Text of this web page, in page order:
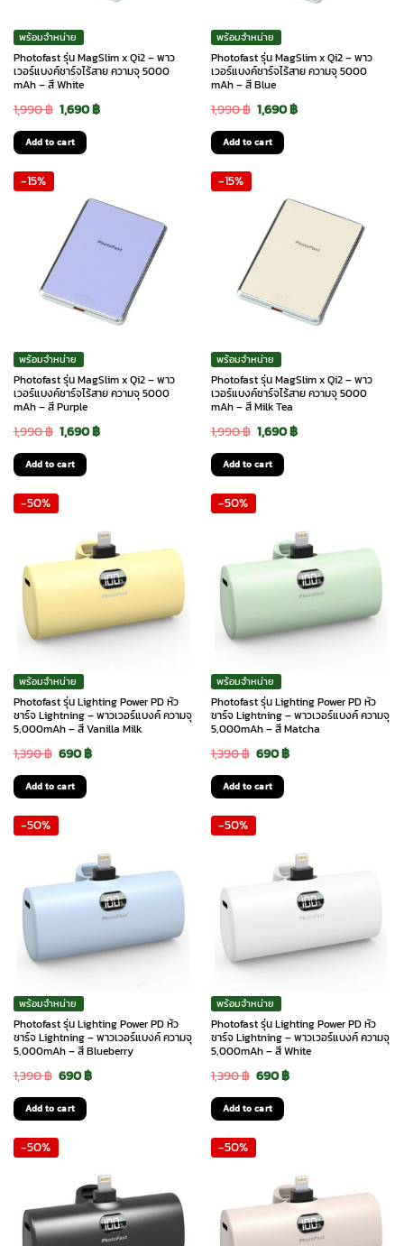
พร้อมจำหน่าย
Photofast รุ่น MagSlim x Qi2 – พาว
เวอร์แบงค์ชาร์จไร้สาย ความจุ 5000
mAh – สี White
1,990฿ Original
price
was:
1,690฿Current
Add to cart
พร้อมจำหน่าย
Photofast รุ่น MagSlim x Qi2 – พาว
เวอร์แบงค์ชาร์จไร้สาย ความจุ 5000
mAh – สี Blue
1,990฿ Original
price
was:
1,690฿Current
Add to cart
-15%
พร้อมจำหน่าย
Photofast รุ่น MagSlim x Qi2 – พาว
เวอร์แบงค์ชาร์จไร้สาย ความจุ 5000
mAh – สี Purple
1,990฿ Original
price
was:
1,690฿Current
Add to cart
-15%
พร้อมจำหน่าย
Photofast รุ่น MagSlim x Qi2 – พาว
เวอร์แบงค์ชาร์จไร้สาย ความจุ 5000
mAh – สี Milk Tea
1,990฿ Original
price
was:
1,690฿Current
Add to cart
-50%
พร้อมจำหน่าย
Photofast รุ่น Lighting Power PD หัว
ชาร์จ Lightning – พาวเวอร์แบงค์ ความจุ
5,000mAh – สี Vanilla Milk
1,390฿ Original
price
was:
1,390 ฿.
690฿Current
Add to cart
-50%
พร้อมจำหน่าย
Photofast รุ่น Lighting Power PD หัว
ชาร์จ Lightning – พาวเวอร์แบงค์ ความจุ
5,000mAh – สี Matcha
1,390฿ Original
price
was:
1,390 ฿.
690฿Current
Add to cart
-50%
พร้อมจำหน่าย
Photofast รุ่น Lighting Power PD หัว
ชาร์จ Lightning – พาวเวอร์แบงค์ ความจุ
5,000mAh – สี Blueberry
1,390฿ Original
price
was:
1,390 ฿.
690฿Current
Add to cart
-50%
พร้อมจำหน่าย
Photofast รุ่น Lighting Power PD หัว
ชาร์จ Lightning – พาวเวอร์แบงค์ ความจุ
5,000mAh – สี White
1,390฿ Original
price
was:
1,390 ฿.
690฿Current
Add to cart
-50% -50%